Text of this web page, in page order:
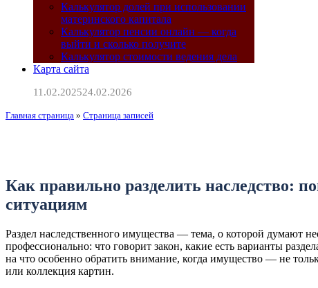
Калькулятор долей при использовании
материнского капитала
Калькулятор пенсии онлайн — когда
выйти и сколько получите
Калькулятор стоимости ведения дела
Карта сайта
11.02.202524.02.2026
Главная страница » Страница записей
Как правильно разделить наследство:
ситуациям
Раздел наследственного имущества — тема, о которой думают
профессионально: что говорит закон, какие есть варианты
на что особенно обратить внимание, когда имущество — не
или коллекция картин.